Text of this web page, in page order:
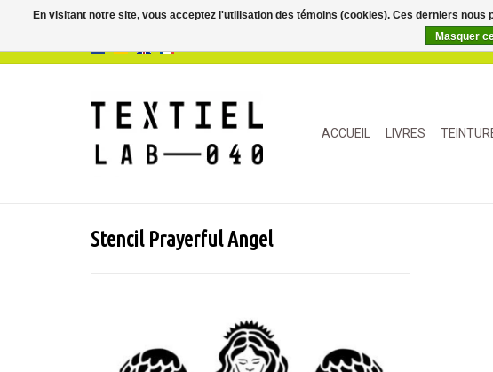
ACCUEIL LIVRES
Stencil Prayerful Angel
En visitant notre site, vous acceptez l'utilisation des témoins (cookies). Ces derniers
Masquer